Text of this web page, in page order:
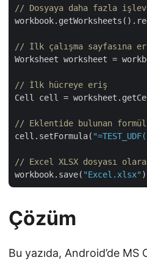
// Dosyaya daha fazla
// İlk çalışma sayfasına
Worksheet worksheet =
// İlk hücreye eriş
Cell cell =
// Eklentide bulunan
cell.setFormula(
// Excel XLSX dosyası
workbook.save( "Excel.xlsx"
Çözüm
Bu yazıda, Android’de MS